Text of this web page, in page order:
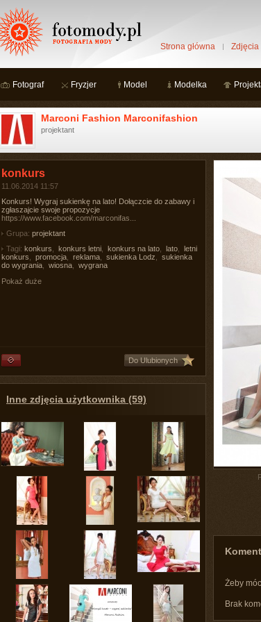
Strona główna Zdjęcia
Fotograf Fryzjer Model Modelka
Marconi Fashion Marconifashion
projektant
konkurs
11.06.2014 11:57
Konkurs! Wygraj sukienkę na lato! Dołączcie do zabawy i
zgłaszajcie swoje propozycje
https://www.facebook.com/marconifas...
Grupa: projektant
Tagi: konkurs konkurs letni konkurs na lato lato
letni
konkurs
promocja reklama sukienka Lodz
sukienka
do wygrania
wiosna
wygrana
Pokaż duże
Do Ulubionych
Inne zdjęcia użytkownika (59)
Żeby
Brak